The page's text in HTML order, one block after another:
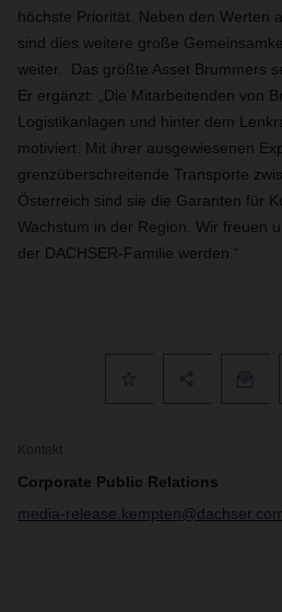
höchste Priorität. Neben den Werten
sind dies weitere große
weiter. Das größte Asset Brummers
Er ergänzt: „Die Mitarbeitenden von
Logistikanlagen und hinter dem
motiviert. Mit ihrer ausgewiesenen
grenzüberschreitende Transporte
Österreich sind sie die Garanten für
Wachstum in der Region. Wir freuen
der DACHSER-Familie werden.“
Kontakt
Corporate Public Relations
media-